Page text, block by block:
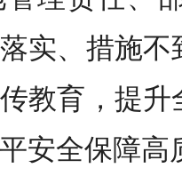
实、措施
教育，提
安全保障高